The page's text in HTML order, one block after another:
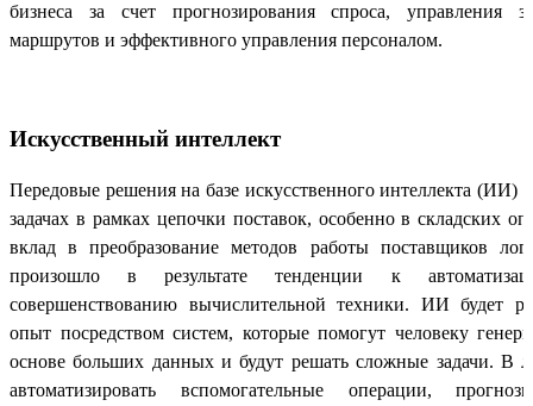
бизнеса за счет прогнозирования спроса, управления
маршрутов и эффективного управления персоналом.
Искусственный интеллект
Передовые решения на базе искусственного интеллекта (ИИ)
задачах в рамках цепочки поставок, особенно в складских
вклад в преобразование методов работы поставщиков
произошло в результате тенденции к
совершенствованию вычислительной техники. ИИ будет
опыт посредством систем, которые помогут человеку
основе больших данных и будут решать сложные задачи. В
автоматизировать вспомогательные операции,